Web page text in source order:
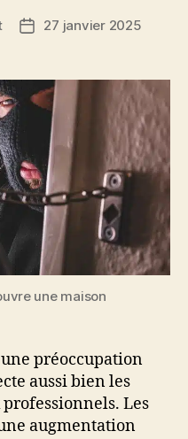
Date27 janvier 2025
une maison
préoccupation
aussi bien les
Les
augmentation